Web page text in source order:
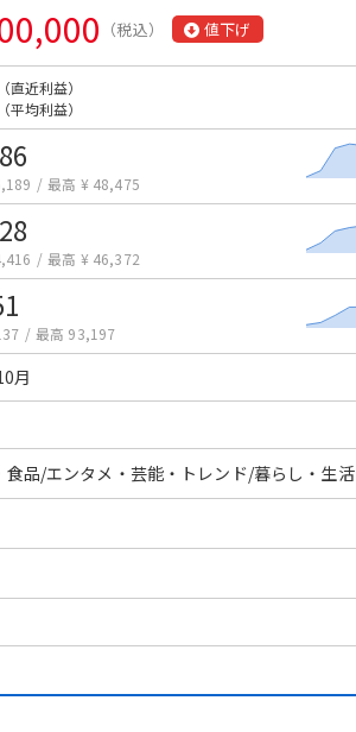
（税込） 値下げ
（直近利益）
（平均利益）
/ 最高 ¥ 48,475
/ 最高 ¥ 46,372
/ 最高 93,197
月
食品/エンタメ・芸能・トレンド/暮らし・生活